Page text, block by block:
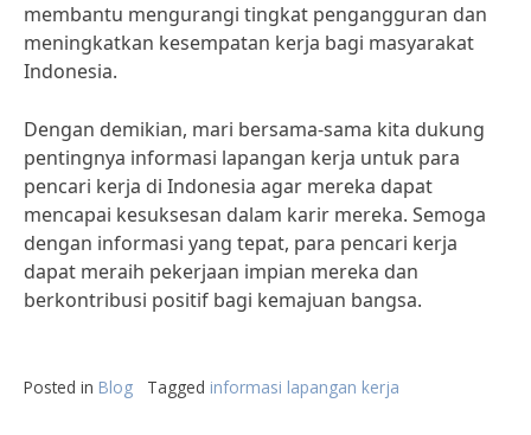
membantu mengurangi tingkat pengangguran dan
meningkatkan kesempatan kerja bagi masyarakat
Indonesia.
Dengan demikian, mari bersama-sama kita dukung
pentingnya informasi lapangan kerja untuk para
pencari kerja di Indonesia agar mereka dapat
mencapai kesuksesan dalam karir mereka. Semoga
dengan informasi yang tepat, para pencari kerja
dapat meraih pekerjaan impian mereka dan
berkontribusi positif bagi kemajuan bangsa.
Posted in Blog Tagged informasi lapangan kerja